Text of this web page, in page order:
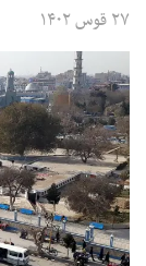
۲۷ قوس ۱۴۰۲